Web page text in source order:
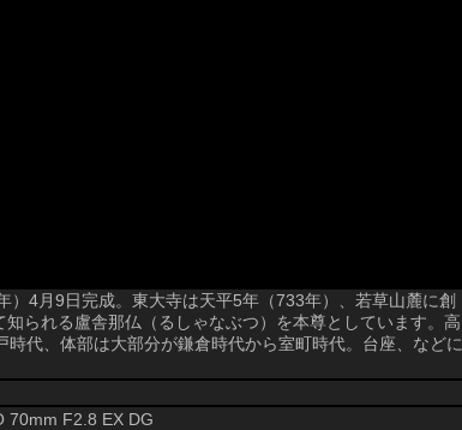
4月9日完成。東大寺は天平5年（733年）、若草山麓に創
られる盧舎那仏（るしゃなぶつ）を本尊としています。高
代、体部は大部分が鎌倉時代から室町時代。台座、などに
70mm F2.8 EX DG